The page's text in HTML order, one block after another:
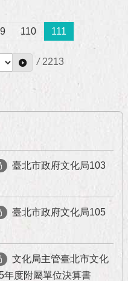
110 111
/ 2213
臺北市政府文化局103
臺北市政府文化局105
文化局主管臺北市文化
年度附屬單位決算書